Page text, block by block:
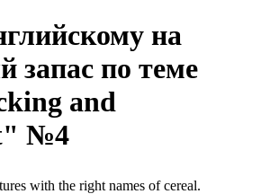
на
запас по теме
and
№4
with the right names of cereal.